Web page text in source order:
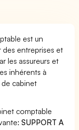
est un
entreprises et
les assureurs et
inhérents à
cabinet
comptable
SUPPORT A